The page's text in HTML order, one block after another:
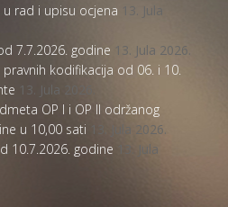
rad i upisu ocjena 13. Jula
7.7.2026. godine 13. Jula 2026.
kodifikacija od 06. i 10.
13. Jula 2026.
OP I i OP II održanog
u 10,00 sati
13. Jula 2026.
10.7.2026. godine
13. Jula